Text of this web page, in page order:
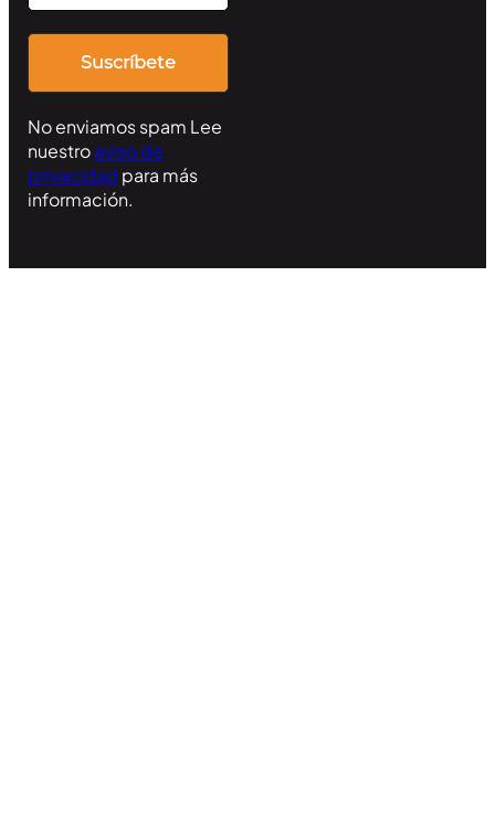
No enviamos spam Lee
nuestroaviso de
privacidad para más
información.